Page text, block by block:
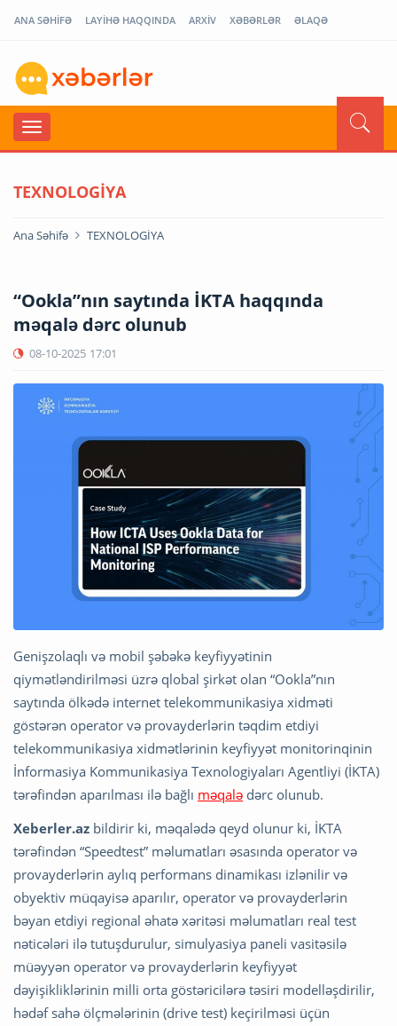
ANA SƏHİFƏ LAYİHƏ HAQQINDA ARXİV XƏBƏRLƏR ƏLAQƏ
TEXNOLOGİYA
Ana Səhifə TEXNOLOGİYA
“Ookla”nın saytında İKTA haqqında
məqalə dərc olunub
08-10-2025 17:01
Genişzolaqlı və mobil şəbəkə keyfiyyətinin
qiymətləndirilməsi üzrə qlobal şirkət olan “Ookla”nın
saytında ölkədə internet telekommunikasiya xidməti
göstərən operator və provayderlərin təqdim etdiyi
telekommunikasiya xidmətlərinin keyfiyyət monitorinqinin
İnformasiya Kommunikasiya Texnologiyaları Agentliyi (İKTA)
tərəfindən aparılması ilə bağlı məqalə dərc olunub.
Xeberler.az bildirir ki, məqalədə qeyd olunur ki, İKTA
tərəfindən “Speedtest” məlumatları əsasında operator və
provayderlərin aylıq performans dinamikası izlənilir və
obyektiv müqayisə aparılır, operator və provayderlərin
bəyan etdiyi regional əhatə xəritəsi məlumatları real test
nəticələri ilə tutuşdurulur, simulyasiya paneli vasitəsilə
müəyyən operator və provayderlərin keyfiyyət
dəyişikliklərinin milli orta göstəricilərə təsiri modelləşdirilir,
hədəf sahə ölçmələrinin (drive test) keçirilməsi üçün